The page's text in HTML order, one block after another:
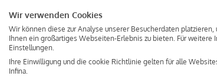
Impressum
Träumen.
Wir verwenden Cookies
Wir können diese zur Analyse unserer Besucherdaten
Ihnen ein großartiges Webseiten-Erlebnis zu bieten. Für
Einstellungen.
Ihre Einwilligung und die cookie Richtlinie gelten für alle
Infina.